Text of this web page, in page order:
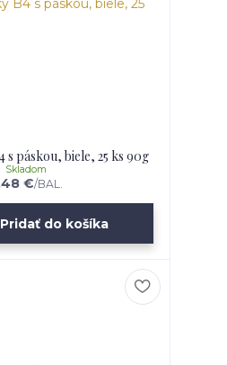
s páskou, biele, 25 ks 90g
€/BAL.
Skladom
Pridať do košíka